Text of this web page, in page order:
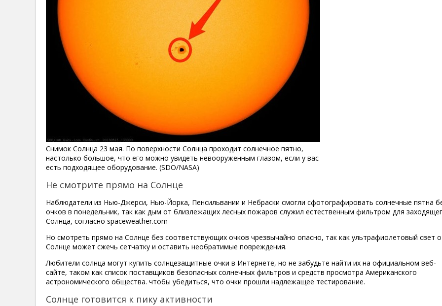
Снимок Солнца 23 мая. По поверхности Солнца проходит солнечное пятно,
настолько большое, что его можно увидеть невооруженным глазом, если у вас
есть подходящее оборудование. (SDO/NASA)
Не смотрите прямо на Солнце
Наблюдатели из Нью-Джерси, Нью-Йорка, Пенсильвании и Небраски смогли сфотографировать солнечные пятна
очков в понедельник, так как дым от близлежащих лесных пожаров служил естественным фильтром для
Солнца, согласно spaceweather.com
Но смотреть прямо на Солнце без соответствующих очков чрезвычайно опасно, так как ультрафиолетовый свет
Солнце может сжечь сетчатку и оставить необратимые повреждения.
Любители солнца могут купить солнцезащитные очки в Интернете, но не забудьте найти их на официальном веб-
сайте, таком как список поставщиков безопасных солнечных фильтров и средств просмотра Американского
астрономического общества. чтобы убедиться, что очки прошли надлежащее тестирование.
Солнце готовится к пику активности